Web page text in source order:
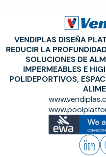
VENDIPLAS DISEÑA
REDUCIR LA
SOLUCIONES DE
IMPERMEABLES E
POLIDEPORTIVOS,